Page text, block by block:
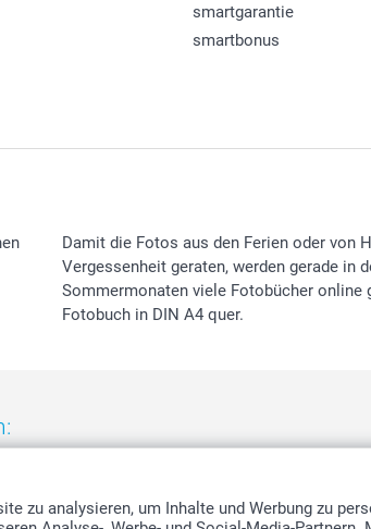
zu analysieren, um Inhalte und Werbung zu
smartgarantie
smartbonus
Damit die Fotos aus den Ferien oder von
Vergessenheit geraten, werden gerade in
Sommermonaten viele Fotobücher online
Fotobuch in DIN A4 quer.